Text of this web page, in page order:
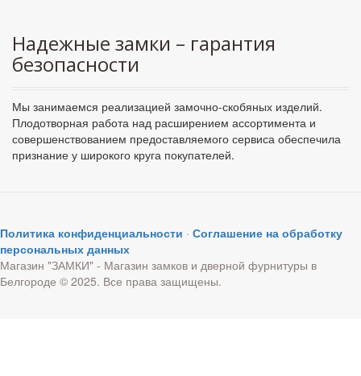
Надежные замки – гарантия
безопасности
Мы занимаемся реализацией замочно-скобяных изделий.
Плодотворная работа над расширением ассортимента и
совершенствованием предоставляемого сервиса обеспечила
признание у широкого круга покупателей.
Политика конфиденциальности · Соглашение на обработку
персональных данных
Магазин "ЗАМКИ" - Магазин замков и дверной фурнитуры в
Белгороде © 2025. Все права защищены.